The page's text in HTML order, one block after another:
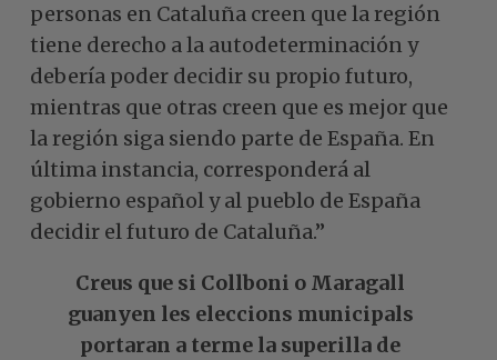
personas en Cataluña creen que la región
tiene derecho a la autodeterminación y
debería poder decidir su propio futuro,
mientras que otras creen que es mejor que
la región siga siendo parte de España. En
última instancia, corresponderá al
gobierno español y al pueblo de España
decidir el futuro de Cataluña.”
Creus que si Collboni o Maragall
guanyen les eleccions municipals
portaran a terme la superilla de